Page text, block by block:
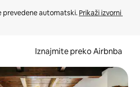
prevedene automatski. Prikaži izvorni
Iznajmite preko Airbnba